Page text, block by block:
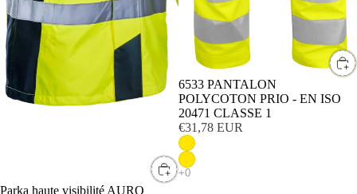
Parka haute visibilité AURO
6533 PANTALON
POLYCOTON PRIO - EN ISO
20471 CLASSE 1
€31,78 EUR